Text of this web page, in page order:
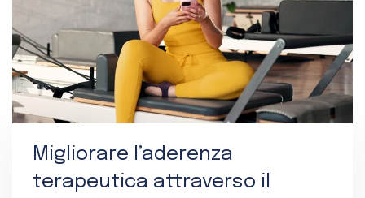
Migliorare l’aderenza
terapeutica attraverso il